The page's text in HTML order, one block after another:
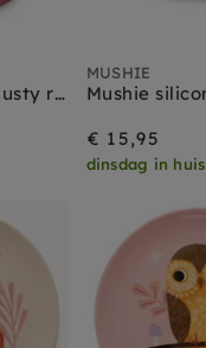
Mushie kommen dusty rose
MUSHIE
€ 15,95
dinsdag in huis